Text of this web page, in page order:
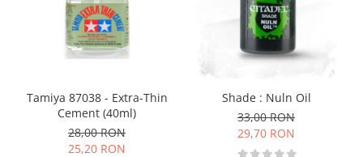
Materiale pentru sol
Apa Diorama
The Army Painter
Speedpaints
Warpaints Fanatic
Seturi Vopsele
Tamiya 87038 - Extra-Thin
Cement (40ml)
28,00 RON
25,20 RON
Shade : Nuln Oil
33,00 RON
29,70 RON